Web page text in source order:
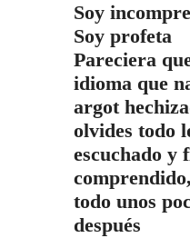
Soy
Soy profeta
Pareciera
idioma que
argot
olvides todo
escuchado y
todo unos
después